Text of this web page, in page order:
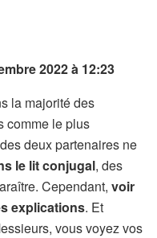
2022 à 12:23
la majorité des
comme le plus
deux partenaires ne
le lit conjugal, des
Cependant, voir
explications. Et
vous voyez vos